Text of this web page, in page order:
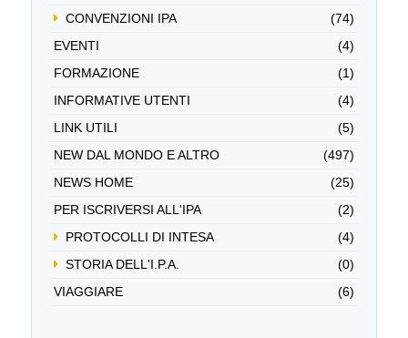
CONVENZIONI IPA
(74)
EVENTI
(4)
FORMAZIONE
(1)
INFORMATIVE UTENTI
(4)
LINK UTILI
(5)
NEW DAL MONDO E ALTRO
(497)
NEWS HOME
(25)
PER ISCRIVERSI ALL'IPA
(2)
PROTOCOLLI DI INTESA
(4)
STORIA DELL'I.P.A.
(0)
VIAGGIARE
(6)